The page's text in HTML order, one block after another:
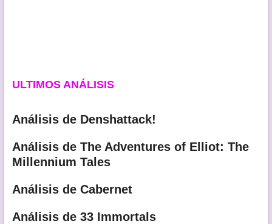
ULTIMOS ANÁLISIS
Análisis de Denshattack!
Análisis de The Adventures of Elliot: The
Millennium Tales
Análisis de Cabernet
Análisis de 33 Immortals